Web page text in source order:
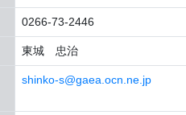
0266-73-2446
東城 忠治
shinko-s@gaea.ocn.ne.jp